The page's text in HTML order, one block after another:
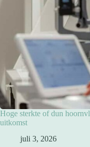
Hoge sterkte of dun
uitkomst
juli 3, 2026